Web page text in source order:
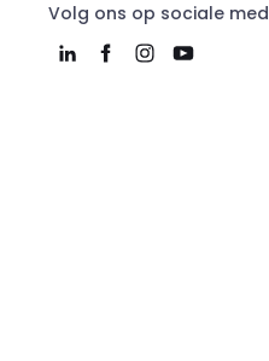
Volg ons op sociale